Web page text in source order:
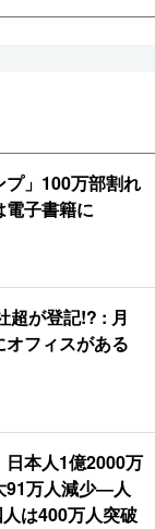
プ」100万部割れ
子書籍に
超が登記!? : 月
フィスがある
日本人1億2000万
91万人減少―人
は400万人突破